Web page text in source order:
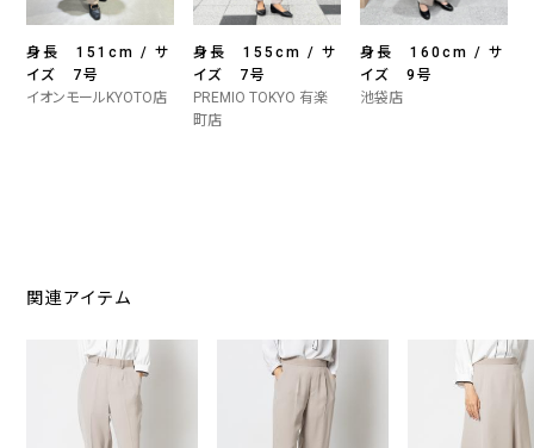
身長 151cm / サ
イズ 7号
イオンモールKYOTO店
身長 155cm / サ
イズ 7号
PREMIO TOKYO 有楽
町店
身長 160cm / サ
イズ 9号
池袋店
関連アイテム